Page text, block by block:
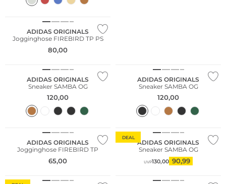
ADIDAS ORIGINALS
Jogginghose FIREBIRD TP PS
80,00
ADIDAS ORIGINALS
Sneaker SAMBA OG
120,00
ADIDAS ORIGINALS
Sneaker SAMBA OG
120,00
ADIDAS ORIGINALS
Jogginghose FIREBIRD TP
65,00
DEAL
Fashion Tipp
ADIDAS ORIGINALS
Sneaker SAMBA OG
UVP130,00 90,99